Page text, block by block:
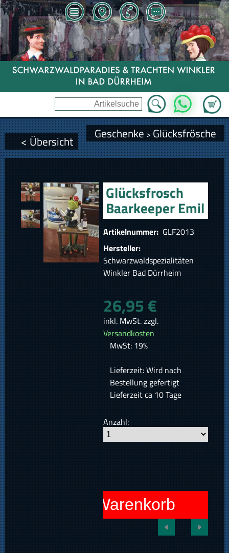
Zum
WhatsApp
< Übersicht Geschenke > Glücksfrösche
Glücksfrosch
Baarkeeper Emil
Artikelnummer: GLF2013
Hersteller:
Schwarzwaldspezialitäten
Winkler Bad Dürrheim
26,95 €
inkl. MwSt. zzgl.
Versandkosten
MwSt: 19%
Lieferzeit: Wird nach
Bestellung gefertigt
Lieferzeit ca 10 Tage
Anzahl:
In den Warenkorb